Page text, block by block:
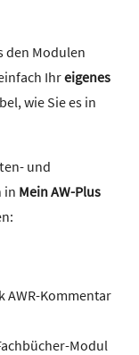
den Modulen
Ihreigenes
wie Sie es in
und
in Mein AW-Plus
AWR-Kommentar
Modul